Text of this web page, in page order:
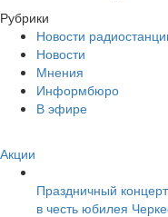
Рубрики
Новости
Новости
Мнения
Информбюро
В эфире
Акции
Праздничный
в честь юбилея